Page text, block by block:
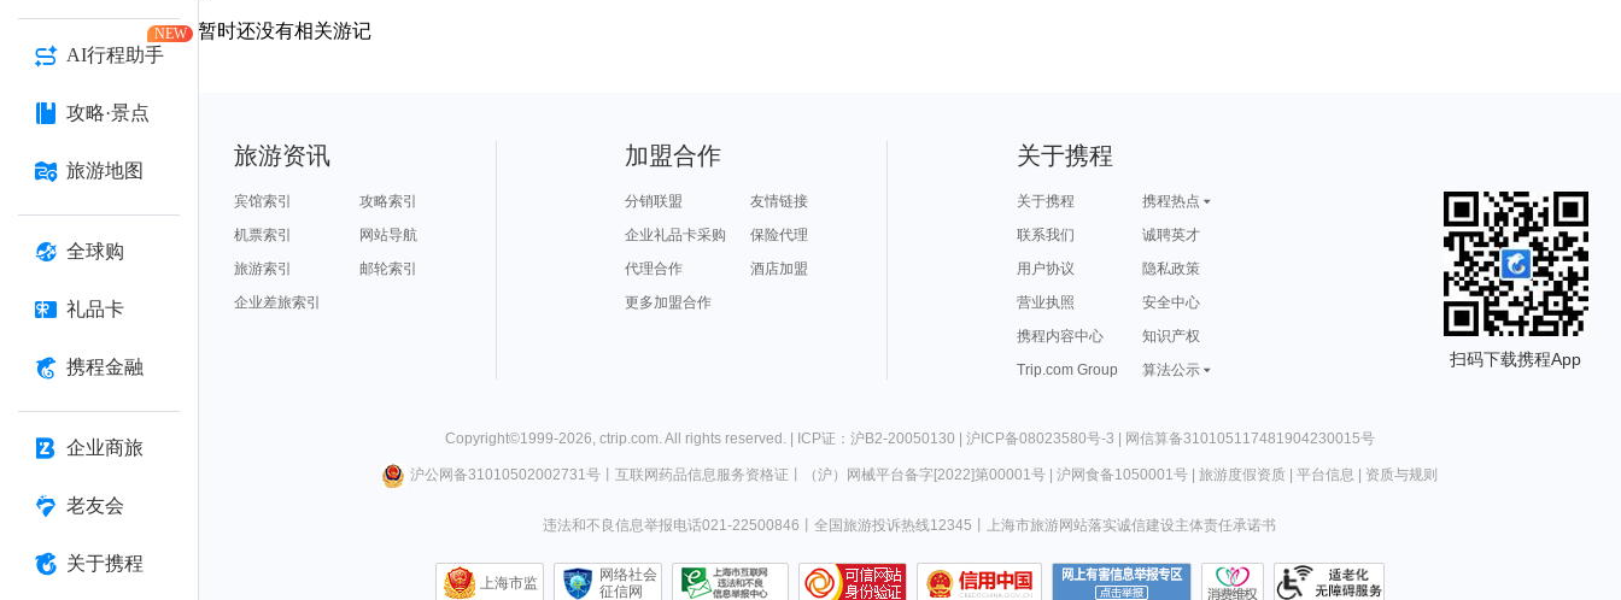
AI行程助手
NEW
攻略·景点
旅游地图
全球购
礼品卡
携程金融
企业商旅
老友会
关于携程
暂时还没有相关游记
旅游资讯
宾馆索引
攻略索引
机票索引
网站导航
旅游索引
邮轮索引
企业差旅索引
加盟合作
分销联盟
友情链接
企业礼品卡采购
保险代理
代理合作
酒店加盟
更多加盟合作
关于携程
关于携程
携程热点
联系我们
诚聘英才
用户协议
隐私政策
营业执照
安全中心
携程内容中心
知识产权
Trip.com Group
算法公示
扫码下载携程App
Copyright©1999-2026, ctrip.com. All rights reserved. | ICP证：沪B2-20050130 | 沪ICP备08023580号-3 | 网信算备310105117481904230015号
沪公网备31010502002731号丨 互联网药品信息服务资格证 （沪）网械平台备字[2022]第00001号| 沪网食备1050001号| 旅游度假资质| 平台信息 资质与规则
违法和不良信息举报电话021-22500846 全国旅游投诉热线12345 上海市旅游网站落实诚信建设主体责任承诺书
上海市监
网络社会
征信网